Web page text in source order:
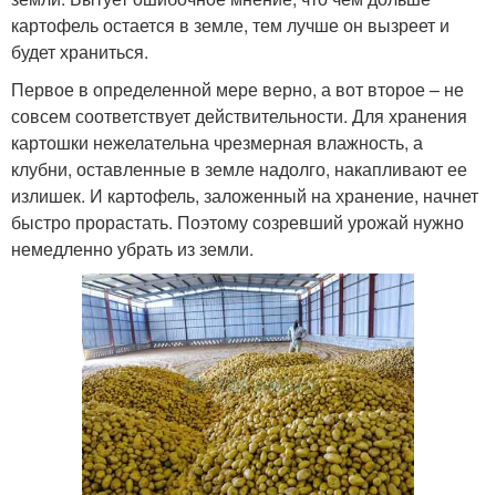
картофель остается в земле, тем лучше он вызреет и
будет храниться.
Первое в определенной мере верно, а вот второе – не
совсем соответствует действительности. Для хранения
картошки нежелательна чрезмерная влажность, а
клубни, оставленные в земле надолго, накапливают ее
излишек. И картофель, заложенный на хранение, начнет
быстро прорастать. Поэтому созревший урожай нужно
немедленно убрать из земли.